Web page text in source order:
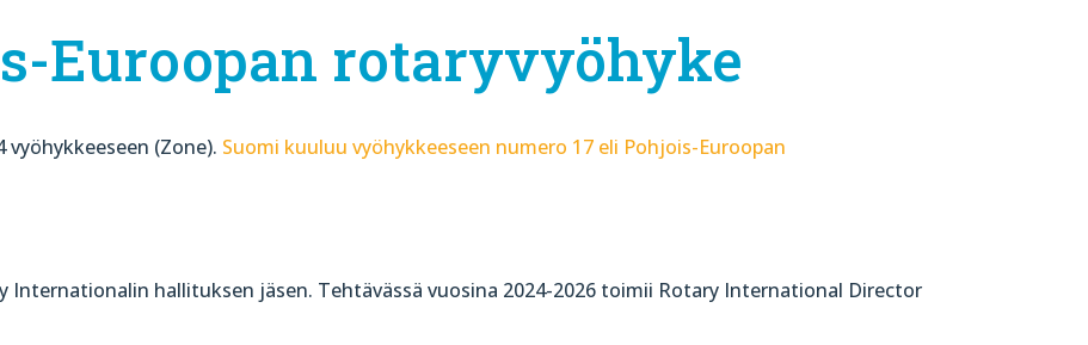
Euroopan rotaryvyöhyke
(Zone). Suomi kuuluu vyöhykkeeseen numero 17 eli Pohjois-Euroopan
Internationalin hallituksen jäsen. Tehtävässä vuosina 2024-2026 toimii Rotary International Director